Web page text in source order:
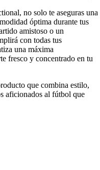
no solo te aseguras una
óptima durante tus
amistoso o un
con todas tus
una máxima
fresco y concentrado en tu
que combina estilo,
aficionados al fútbol que